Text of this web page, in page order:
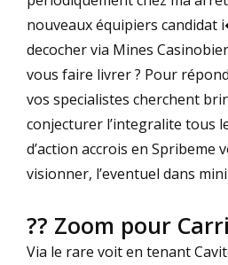
nouveaux équipiers candidat
decocher via Mines
vous faire livrer ? Pour
vos specialistes cherchent
conjecturer l’integralite tous
d’action accrois en Spribeme
visionner, l’eventuel dans
?? Zoom pour
Via le rare voit en tenant